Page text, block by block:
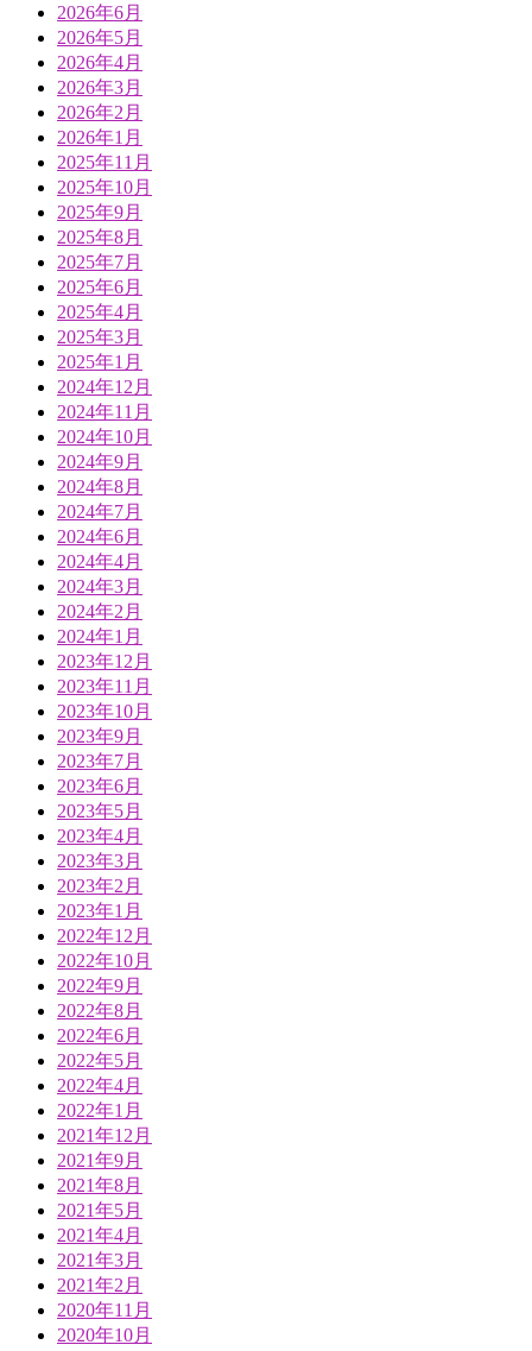
2026年6月
2026年5月
2026年4月
2026年3月
2026年2月
2026年1月
2025年11月
2025年10月
2025年9月
2025年8月
2025年7月
2025年6月
2025年4月
2025年3月
2025年1月
2024年12月
2024年11月
2024年10月
2024年9月
2024年8月
2024年7月
2024年6月
2024年4月
2024年3月
2024年2月
2024年1月
2023年12月
2023年11月
2023年10月
2023年9月
2023年7月
2023年6月
2023年5月
2023年4月
2023年3月
2023年2月
2023年1月
2022年12月
2022年10月
2022年9月
2022年8月
2022年6月
2022年5月
2022年4月
2022年1月
2021年12月
2021年9月
2021年8月
2021年5月
2021年4月
2021年3月
2021年2月
2020年11月
2020年10月